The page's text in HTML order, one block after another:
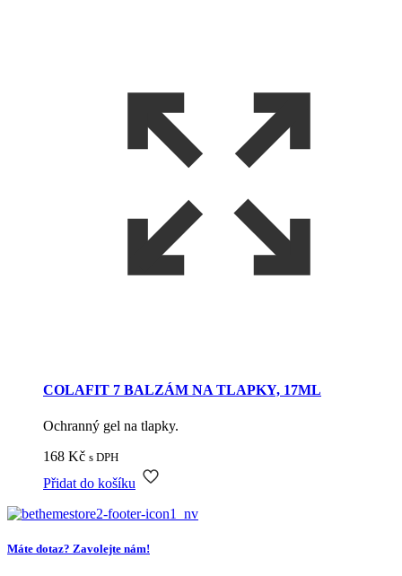
COLAFIT 7 BALZÁM NA TLAPKY, 17ML
Ochranný gel na tlapky.
168 Kč s DPH
Přidat do košíku
Máte dotaz? Zavolejte nám!